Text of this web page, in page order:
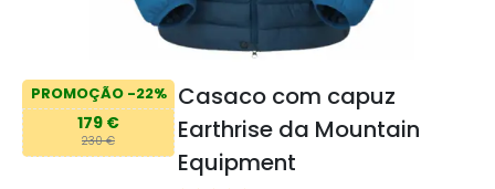
PROMOÇÃO -22%
179 €
230 €
Casaco com capuz
Earthrise da Mountain
Equipment